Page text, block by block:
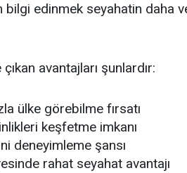
bilgi edinmek seyahatin daha
avantajları şunlardır:
ülke görebilme fırsatı
keşfetme imkanı
deneyimleme şansı
rahat seyahat avantajı